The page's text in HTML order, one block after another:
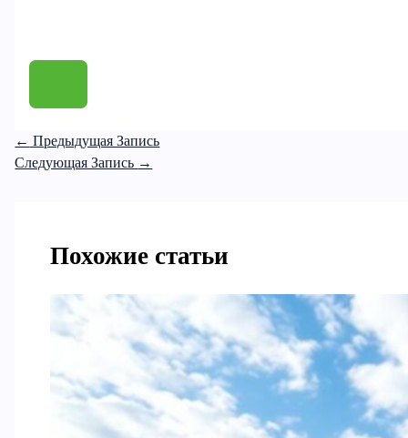
← Предыдущая Запись
Следующая Запись →
Похожие статьи